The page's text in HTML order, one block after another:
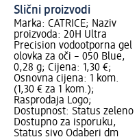
Slični proizvodi
Marka: CATRICE; Naziv
proizvoda: 20H Ultra
Precision vodootporna gel
olovka za oči – 050 Blue,
0,28 g; Cijena: 1,30 €;
Osnovna cijena: 1 kom.
(1,30 € za 1 kom.);
Rasprodaja Logo;
Dostupnost: Status zeleno
Dostupno za isporuku,
Status sivo Odaberi dm